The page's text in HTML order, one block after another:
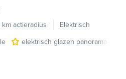
km actieradius
Elektrisch
elektrisch glazen panorama-dak